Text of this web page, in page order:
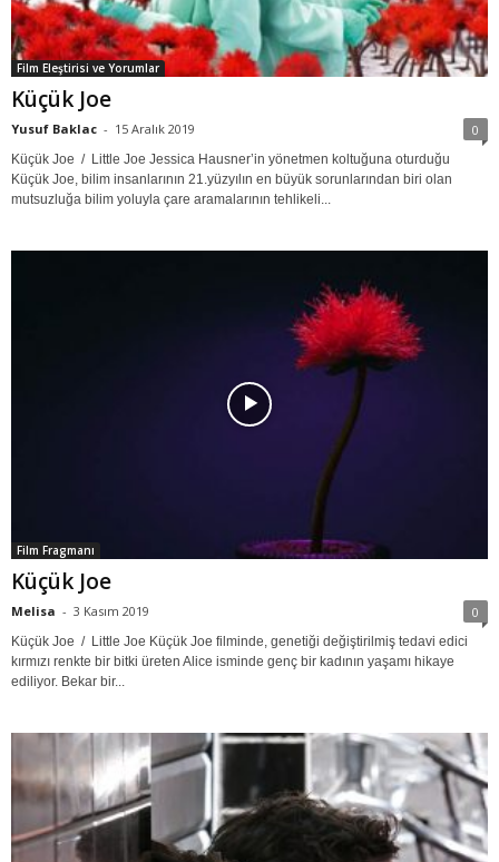
Film Eleştirisi ve Yorumlar
Küçük Joe
Yusuf Baklac - 15 Aralık 2019 0
Küçük Joe / Little Joe Jessica Hausner’in yönetmen koltuğuna oturduğu
Küçük Joe, bilim insanlarının 21.yüzyılın en büyük sorunlarından biri olan
mutsuzluğa bilim yoluyla çare aramalarının tehlikeli...
Film Fragmanı
Küçük Joe
Melisa - 3 Kasım 2019 0
Küçük Joe / Little Joe Küçük Joe filminde, genetiği değiştirilmiş tedavi edici
kırmızı renkte bir bitki üreten Alice isminde genç bir kadının yaşamı hikaye
ediliyor. Bekar bir...